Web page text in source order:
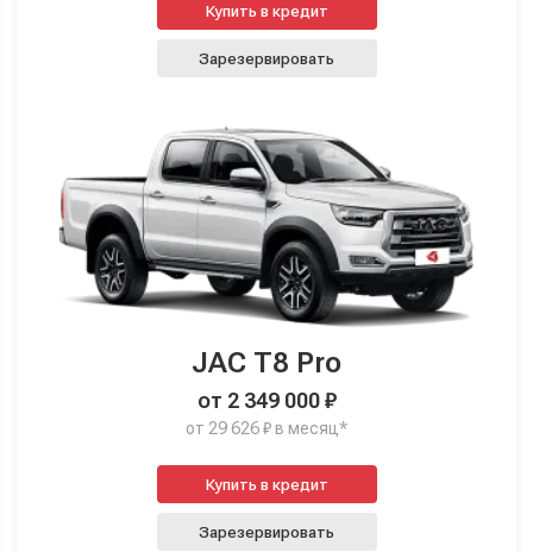
Купить в кредит
Зарезервировать
JAC T8 Pro
от 2 349 000 ₽
от 29 626 ₽ в месяц*
Купить в кредит
Зарезервировать